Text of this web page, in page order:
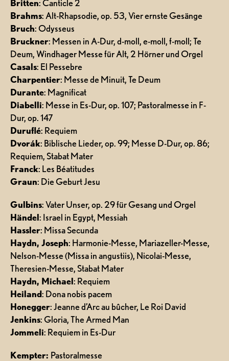
Britten: Canticle 2
Brahms: Alt-Rhapsodie, op. 53, Vier ernste Gesänge
Bruch: Odysseus
Bruckner: Messen in A-Dur, d-moll, e-moll, f-moll; Te
Deum, Windhager Messe für Alt, 2 Hörner und Orgel
Casals: El Pessebre
Charpentier: Messe de Minuit, Te Deum
Durante: Magnificat
Diabelli: Messe in Es-Dur, op. 107; Pastoralmesse in F-
Dur, op. 147
Duruflé: Requiem
Dvorák: Biblische Lieder, op. 99; Messe D-Dur, op. 86;
Requiem, Stabat Mater
Franck: Les Béatitudes
Graun: Die Geburt Jesu
Gulbins: Vater Unser, op. 29 für Gesang und Orgel
Händel: Israel in Egypt, Messiah
Hassler: Missa Secunda
Haydn, Joseph: Harmonie-Messe, Mariazeller-Messe,
Nelson-Messe (Missa in angustiis), Nicolai-Messe,
Theresien-Messe, Stabat Mater
Haydn, Michael: Requiem
Heiland: Dona nobis pacem
Honegger: Jeanne d’Arc au bûcher, Le Roi David
Jenkins: Gloria, The Armed Man
Jommeli: Requiem in Es-Dur
Kempter: Pastoralmesse